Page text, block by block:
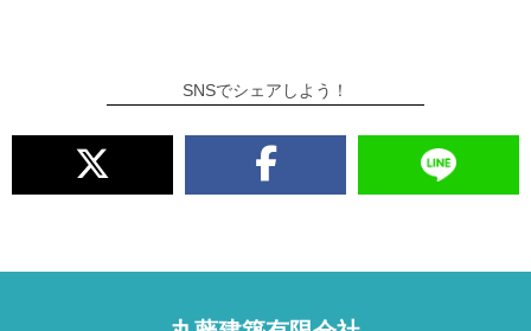
SNSでシェアしよう！